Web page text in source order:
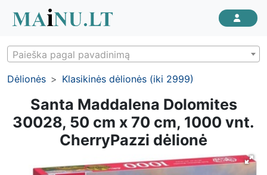
Paieška pagal pavadinimą
Dėlionės Klasikinės dėlionės (iki 2999)
Santa Maddalena Dolomites
30028, 50 cm x 70 cm, 1000 vnt.
CherryPazzi dėlionė